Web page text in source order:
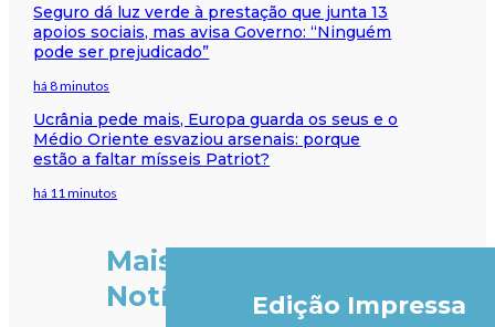
Seguro dá luz verde à prestação que junta 13
apoios sociais, mas avisa Governo: “Ninguém
pode ser prejudicado”
há 8 minutos
Ucrânia pede mais, Europa guarda os seus e o
Médio Oriente esvaziou arsenais: porque
estão a faltar mísseis Patriot?
há 11 minutos
Mais
Notícias
Edição Impressa